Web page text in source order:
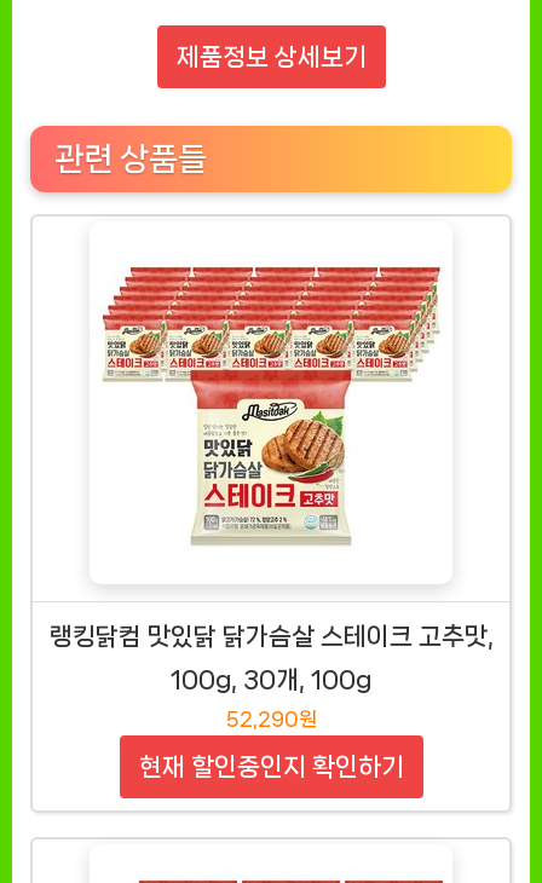
제품정보 상세보기
관련 상품들
랭킹닭컴 맛있닭 닭가슴살 스테이크 고추맛,
100g, 30개, 100g
52,290원
현재 할인중인지 확인하기